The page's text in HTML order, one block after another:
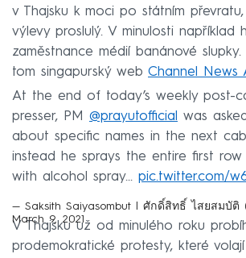
v Thajsku k moci po státním
výlevy proslulý. V minulosti například
zaměstnance médií banánové
tom singapurský web Channel News
At the end of today’s weekly post-
presser, PM @prayutofficial
was
about specific names in the next
instead he sprays the entire first
with alcohol spray... pic.twitter.com/
— Saksith Saiyasombut | ศักดิ์สิทธิ์ ไสยสมบัติ
March 9, 2021
V Thajsku už od minulého roku
prodemokratické protesty, které